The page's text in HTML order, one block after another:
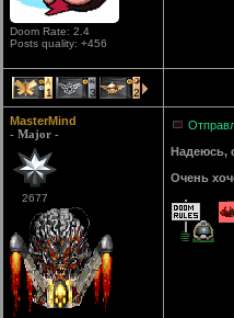
Doom Rate: 2.4
Posts quality: +456
1 3 2
MasterMind
- Major -
2677
Надеюсь,
Очень